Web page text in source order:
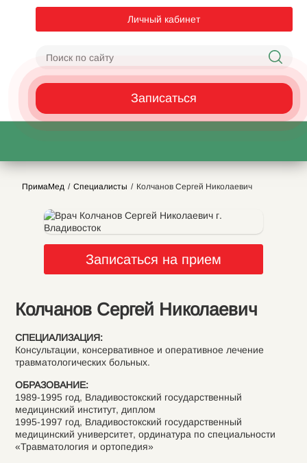
Личный кабинет
Записаться
ПримаМед Специалисты Колчанов Сергей Николаевич
Записаться на прием
Колчанов Сергей Николаевич
СПЕЦИАЛИЗАЦИЯ:
Консультации, консервативное и оперативное лечение
травматологических больных.
ОБРАЗОВАНИЕ:
1989-1995 год, Владивостокский государственный
медицинский институт, диплом
1995-1997 год, Владивостокский государственный
медицинский университет, ординатура по специальности
«Травматология и ортопедия»